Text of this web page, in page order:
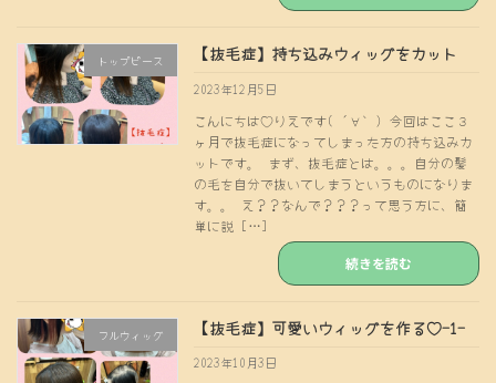
トップピース 【抜毛症】持ち込みウィッグをカット
2023年12月5日
こんにちは♡りえです( ´∀｀) 今回はここ３
ヶ月で抜毛症になってしまった方の持ち込みカ
ットです。 まず、抜毛症とは。。。自分の髪
の毛を自分で抜いてしまうというものになりま
す。。 え？？なんで？？？って思う方に、簡
単に説 […]
続きを読む
フルウィッグ 【抜毛症】可愛いウィッグを作る♡-1-
2023年10月3日